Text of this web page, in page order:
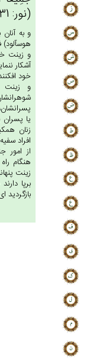
(نور: 31)
و به
و زينت
آشكار
خود
و زينت
يا پسران
زنان
افراد
از امور
هنگام
زينت
برپا
بازگرديد